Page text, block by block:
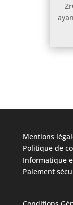
Mentions
Politique de
Informatique
Paiement